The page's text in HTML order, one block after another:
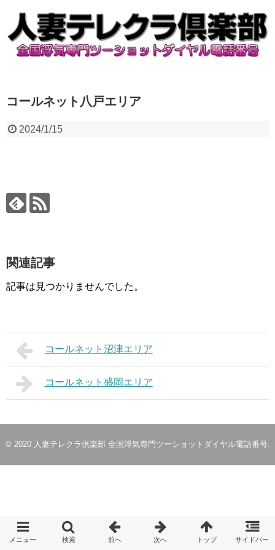
コールネット八戸エリア
2024/1/15
関連記事
記事は見つかりませんでした。
コールネット沼津エリア
コールネット盛岡エリア
© 2020 人妻テレクラ倶楽部 全国浮気専門ツーショットダイヤル電話番号.